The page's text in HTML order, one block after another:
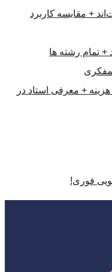
+ مقایسه کاربرد
+ تمام رشته ها
+ معرفی استاد در
فوری!